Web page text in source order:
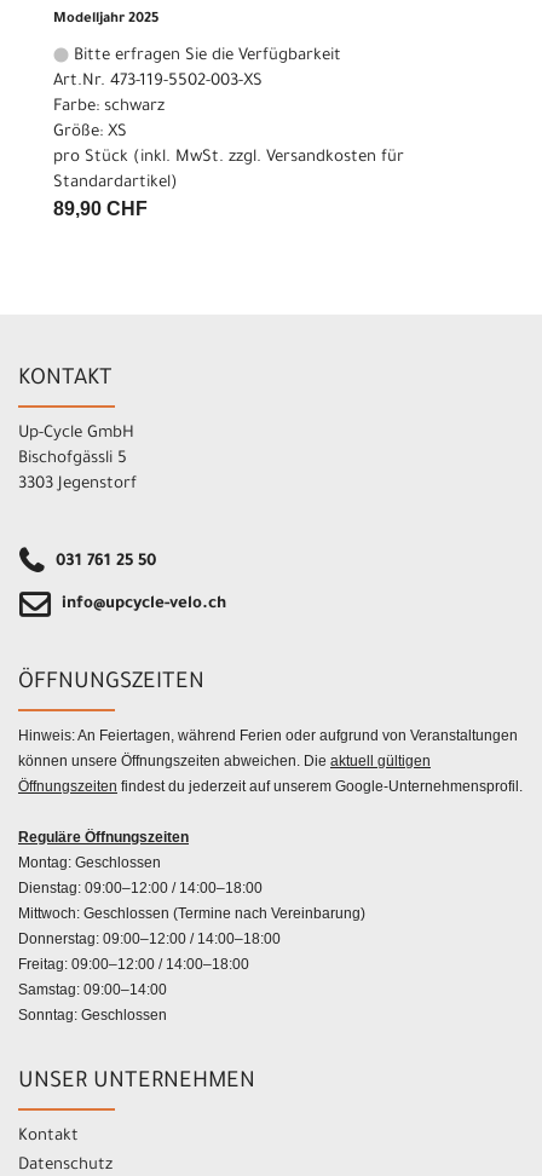
Modelljahr 2025
Bitte erfragen Sie die Verfügbarkeit
Art.Nr. 473-119-5502-003-XS
Farbe: schwarz
Größe: XS
pro Stück (inkl. MwSt. zzgl. Versandkosten für
Standardartikel)
89,90 CHF
KONTAKT
Up-Cycle GmbH
Bischofgässli 5
3303 Jegenstorf
031 761 25 50
info@upcycle-velo.ch
ÖFFNUNGSZEITEN
Hinweis: An Feiertagen, während Ferien oder aufgrund von Veranstaltungen
können unsere Öffnungszeiten abweichen. Die aktuell gültigen
Öffnungszeiten findest du jederzeit auf unserem Google-Unternehmensprofil.
Reguläre Öffnungszeiten
Montag: Geschlossen
Dienstag: 09:00–12:00 / 14:00–18:00
Mittwoch: Geschlossen (Termine nach Vereinbarung)
Donnerstag: 09:00–12:00 / 14:00–18:00
Freitag: 09:00–12:00 / 14:00–18:00
Samstag: 09:00–14:00
Sonntag: Geschlossen
UNSER UNTERNEHMEN
Kontakt
Datenschutz